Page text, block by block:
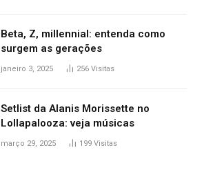
Beta, Z, millennial: entenda como
surgem as gerações
janeiro 3, 2025 256 Visitas
Setlist da Alanis Morissette no
Lollapalooza: veja músicas
março 29, 2025 199 Visitas